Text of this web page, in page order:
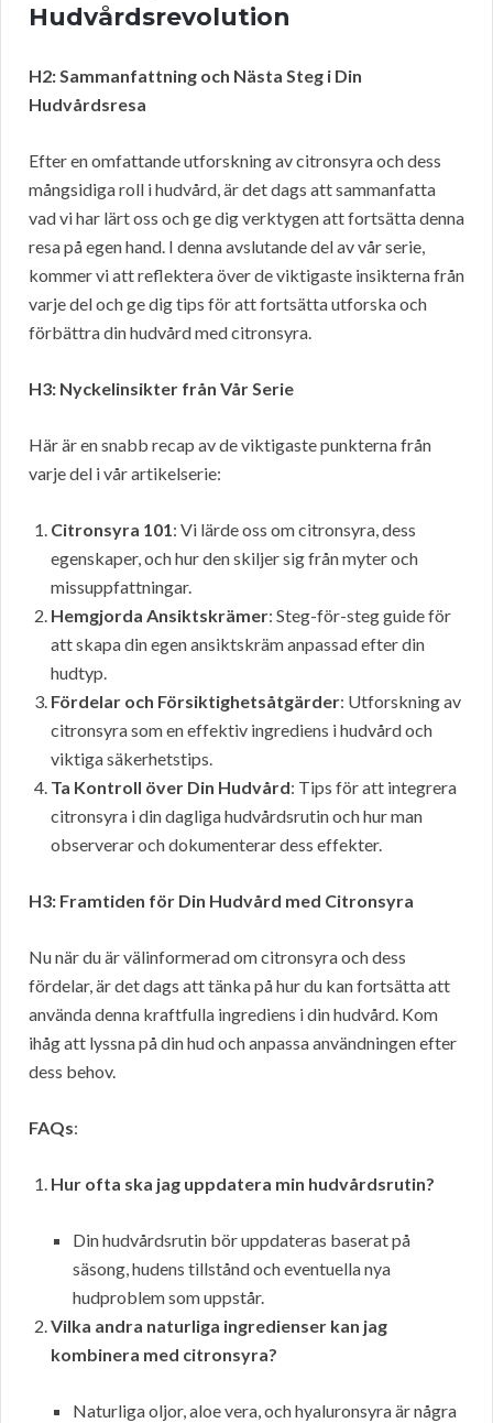
Hudvårdsrevolution
H2: Sammanfattning och Nästa Steg i Din
Hudvårdsresa
Efter en omfattande utforskning av citronsyra och dess
mångsidiga roll i hudvård, är det dags att sammanfatta
vad vi har lärt oss och ge dig verktygen att fortsätta denna
resa på egen hand. I denna avslutande del av vår serie,
kommer vi att reflektera över de viktigaste insikterna från
varje del och ge dig tips för att fortsätta utforska och
förbättra din hudvård med citronsyra.
H3: Nyckelinsikter från Vår Serie
Här är en snabb recap av de viktigaste punkterna från
varje del i vår artikelserie:
Citronsyra 101: Vi lärde oss om citronsyra, dess
egenskaper, och hur den skiljer sig från myter och
missuppfattningar.
Hemgjorda Ansiktskrämer: Steg-för-steg guide för
att skapa din egen ansiktskräm anpassad efter din
hudtyp.
Fördelar och Försiktighetsåtgärder: Utforskning av
citronsyra som en effektiv ingrediens i hudvård och
viktiga säkerhetstips.
Ta Kontroll över Din Hudvård: Tips för att integrera
citronsyra i din dagliga hudvårdsrutin och hur man
observerar och dokumenterar dess effekter.
H3: Framtiden för Din Hudvård med Citronsyra
Nu när du är välinformerad om citronsyra och dess
fördelar, är det dags att tänka på hur du kan fortsätta att
använda denna kraftfulla ingrediens i din hudvård. Kom
ihåg att lyssna på din hud och anpassa användningen efter
dess behov.
FAQs:
Hur ofta ska jag uppdatera min hudvårdsrutin?
Din hudvårdsrutin bör uppdateras baserat på
säsong, hudens tillstånd och eventuella nya
hudproblem som uppstår.
Vilka andra naturliga ingredienser kan jag
kombinera med citronsyra?
Naturliga oljor, aloe vera, och hyaluronsyra är några